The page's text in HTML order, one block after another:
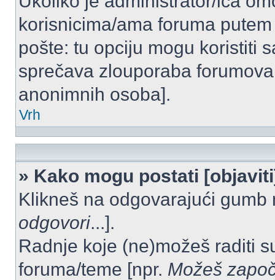
korisnicima/ama foruma
pošte: tu opciju mogu koristiti
sprečava zlouporaba
anonimnih osoba].
Vrh
» Kako mogu postati
Klikneš na odgovarajući
odgovori...].
Radnje koje (ne)možeš raditi
foruma/teme [npr. Možeš